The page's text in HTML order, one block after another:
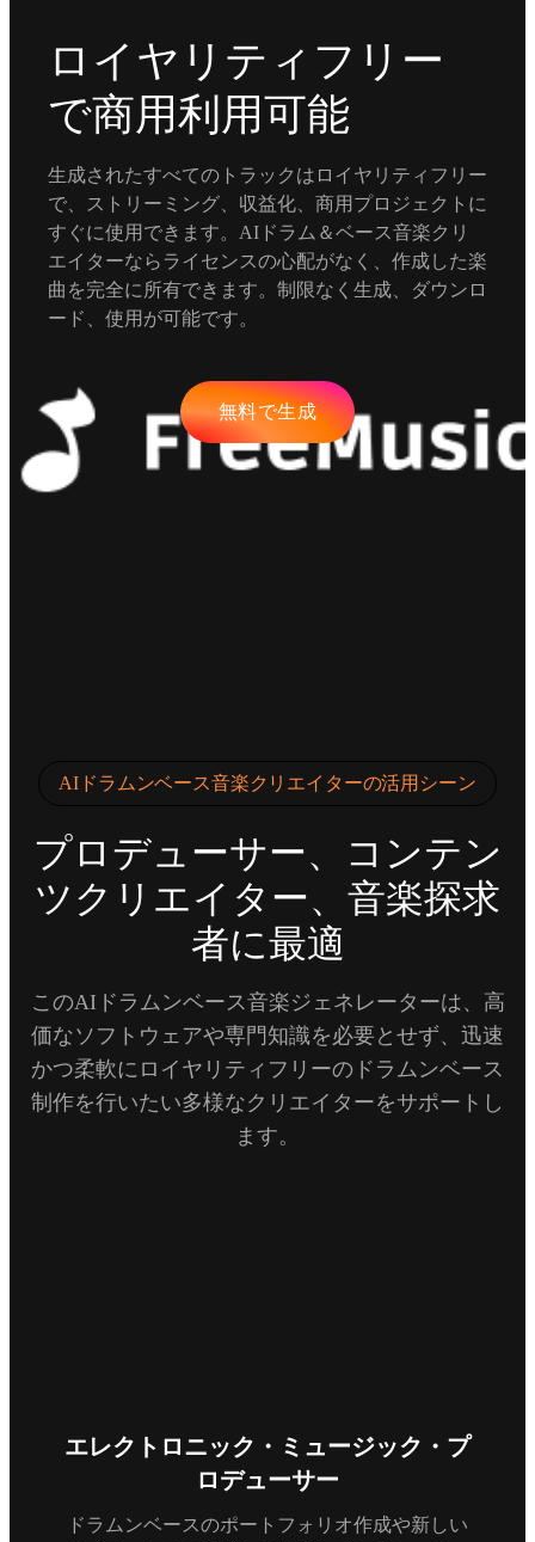
ロイヤリティフリー
で商用利用可能
生成されたすべてのトラックはロイヤリティフリー
で、ストリーミング、収益化、商用プロジェクトに
すぐに使用できます。AIドラム＆ベース音楽クリ
エイターならライセンスの心配がなく、作成した楽
曲を完全に所有できます。制限なく生成、ダウンロ
ード、使用が可能です。
無料で生成
AIドラムンベース音楽クリエイターの活用シーン
プロデューサー、コンテン
ツクリエイター、音楽探求
者に最適
このAIドラムンベース音楽ジェネレーターは、高
価なソフトウェアや専門知識を必要とせず、迅速
かつ柔軟にロイヤリティフリーのドラムンベース
制作を行いたい多様なクリエイターをサポートし
ます。
エレクトロニック・ミュージック・プ
ロデューサー
ドラムンベースのポートフォリオ作成や新しい